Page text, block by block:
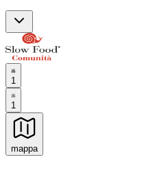
1
1
mappa
Esperienze culinarie